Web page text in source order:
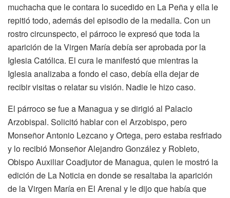
muchacha que le contara lo sucedido en La Peña y ella le
repitió todo, además del episodio de la medalla. Con un
rostro circunspecto, el párroco le expresó que toda la
aparición de la Virgen María debía ser aprobada por la
Iglesia Católica. El cura le manifestó que mientras la
Iglesia analizaba a fondo el caso, debía ella dejar de
recibir visitas o relatar su visión. Nadie le hizo caso.
El párroco se fue a Managua y se dirigió al Palacio
Arzobispal. Solicitó hablar con el Arzobispo, pero
Monseñor Antonio Lezcano y Ortega, pero estaba resfriado
y lo recibió Monseñor Alejandro González y Robleto,
Obispo Auxiliar Coadjutor de Managua, quien le mostró la
edición de La Noticia en donde se resaltaba la aparición
de la Virgen María en El Arenal y le dijo que había que